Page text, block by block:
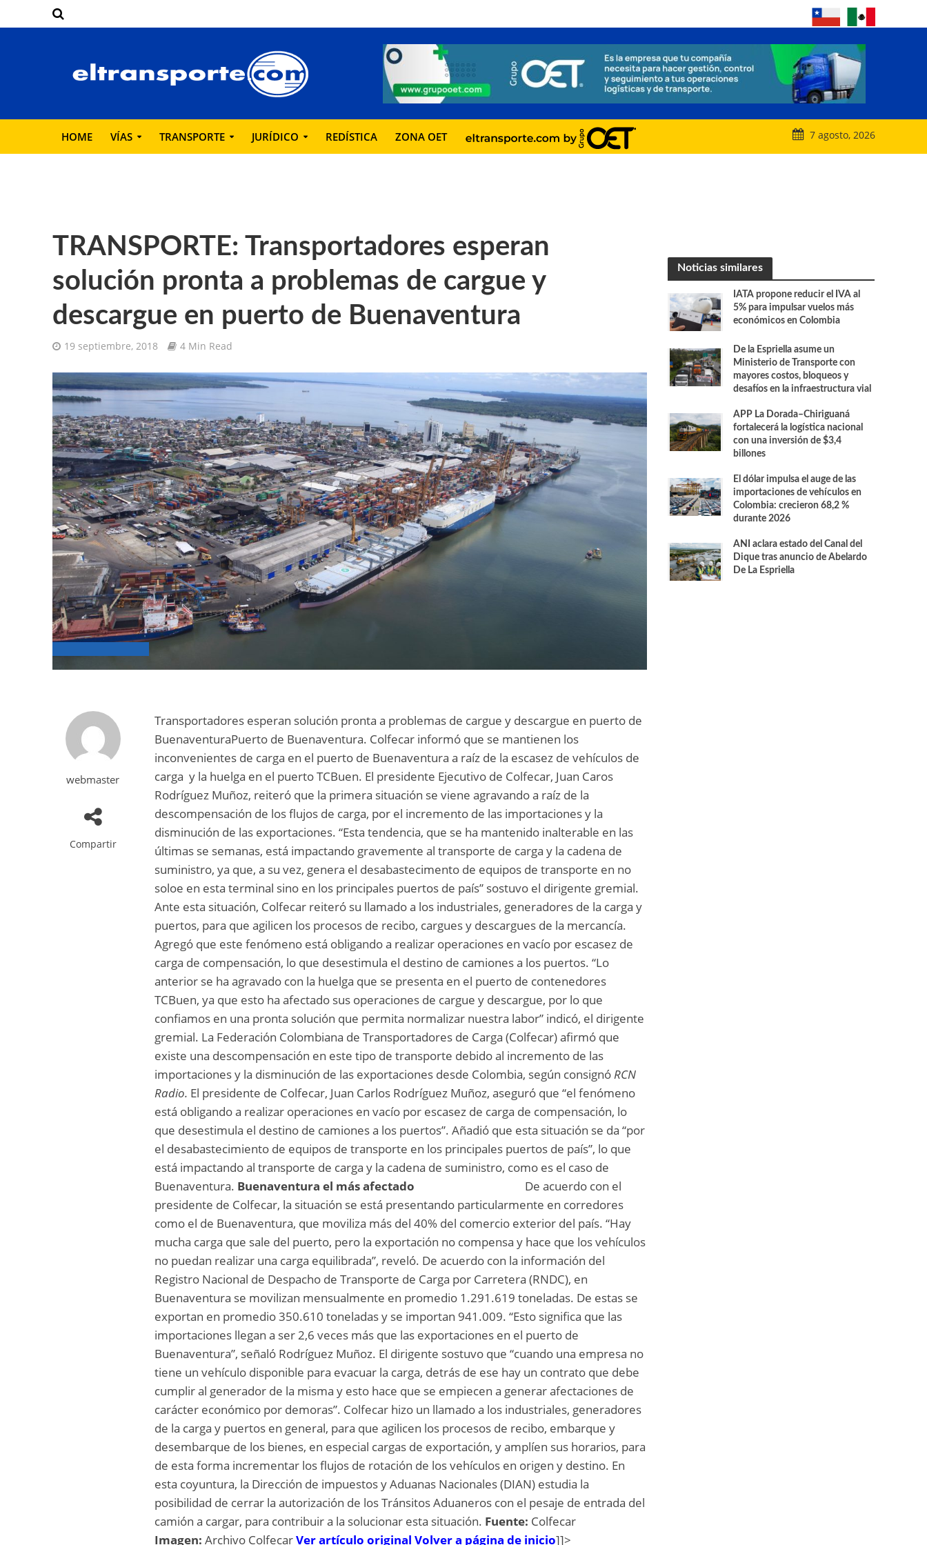
HOME VÍAS TRANSPORTE JURÍDICO REDÍSTICA ZONA OET 7 agosto, 2026
TRANSPORTE: Transportadores esperan
solución pronta a problemas de cargue y
descargue en puerto de Buenaventura
19 septiembre, 2018 4 Min Read
webmaster
Compartir
Transportadores esperan solución pronta a problemas de cargue y descargue en puerto de
BuenaventuraPuerto de Buenaventura. Colfecar informó que se mantienen los
inconvenientes de carga en el puerto de Buenaventura a raíz de la escasez de vehículos de
carga y la huelga en el puerto TCBuen. El presidente Ejecutivo de Colfecar, Juan Caros
Rodríguez Muñoz, reiteró que la primera situación se viene agravando a raíz de la
descompensación de los flujos de carga, por el incremento de las importaciones y la
disminución de las exportaciones. “Esta tendencia, que se ha mantenido inalterable en las
últimas se semanas, está impactando gravemente al transporte de carga y la cadena de
suministro, ya que, a su vez, genera el desabastecimento de equipos de transporte en no
soloe en esta terminal sino en los principales puertos de país” sostuvo el dirigente gremial.
Ante esta situación, Colfecar reiteró su llamado a los industriales, generadores de la carga y
puertos, para que agilicen los procesos de recibo, cargues y descargues de la mercancía.
Agregó que este fenómeno está obligando a realizar operaciones en vacío por escasez de
carga de compensación, lo que desestimula el destino de camiones a los puertos. “Lo
anterior se ha agravado con la huelga que se presenta en el puerto de contenedores
TCBuen, ya que esto ha afectado sus operaciones de cargue y descargue, por lo que
confiamos en una pronta solución que permita normalizar nuestra labor” indicó, el dirigente
gremial. La Federación Colombiana de Transportadores de Carga (Colfecar) afirmó que
existe una descompensación en este tipo de transporte debido al incremento de las
importaciones y la disminución de las exportaciones desde Colombia, según consignóRCN
Radio. El presidente de Colfecar, Juan Carlos Rodríguez Muñoz, aseguró que “el fenómeno
está obligando a realizar operaciones en vacío por escasez de carga de compensación, lo
que desestimula el destino de camiones a los puertos”. Añadió que esta situación se da “por
el desabastecimiento de equipos de transporte en los principales puertos de país”, lo que
está impactando al transporte de carga y la cadena de suministro, como es el caso de
Buenaventura. Buenaventura el más afectado
De acuerdo con el
presidente de Colfecar, la situación se está presentando particularmente en corredores
como el de Buenaventura, que moviliza más del 40% del comercio exterior del país. “Hay
mucha carga que sale del puerto, pero la exportación no compensa y hace que los vehículos
no puedan realizar una carga equilibrada”, reveló. De acuerdo con la información del
Registro Nacional de Despacho de Transporte de Carga por Carretera (RNDC), en
Buenaventura se movilizan mensualmente en promedio 1.291.619 toneladas. De estas se
exportan en promedio 350.610 toneladas y se importan 941.009. “Esto significa que las
importaciones llegan a ser 2,6 veces más que las exportaciones en el puerto de
Buenaventura”, señaló Rodríguez Muñoz. El dirigente sostuvo que “cuando una empresa no
tiene un vehículo disponible para evacuar la carga, detrás de ese hay un contrato que debe
cumplir al generador de la misma y esto hace que se empiecen a generar afectaciones de
carácter económico por demoras”. Colfecar hizo un llamado a los industriales, generadores
de la carga y puertos en general, para que agilicen los procesos de recibo, embarque y
desembarque de los bienes, en especial cargas de exportación, y amplíen sus horarios, para
de esta forma incrementar los flujos de rotación de los vehículos en origen y destino. En
esta coyuntura, la Dirección de impuestos y Aduanas Nacionales (DIAN) estudia la
posibilidad de cerrar la autorización de los Tránsitos Aduaneros con el pesaje de entrada del
camión a cargar, para contribuir a la solucionar esta situación. Fuente: Colfecar
Imagen:Archivo ColfecarVer artículo original Volver a página de inicio]]>
Noticias similares
IATA propone reducir el IVA al
5% para impulsar vuelos más
económicos en Colombia
De la Espriella asume un
Ministerio de Transporte con
mayores costos, bloqueos y
desafíos en la infraestructura vial
APP La Dorada–Chiriguaná
fortalecerá la logística nacional
con una inversión de $3,4
billones
El dólar impulsa el auge de las
importaciones de vehículos en
Colombia: crecieron 68,2 %
durante 2026
ANI aclara estado del Canal del
Dique tras anuncio de Abelardo
De La Espriella